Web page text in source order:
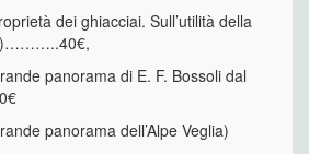
dei ghiacciai. Sull’utilità della
panorama di E. F. Bossoli dal
panorama dell’Alpe Veglia)